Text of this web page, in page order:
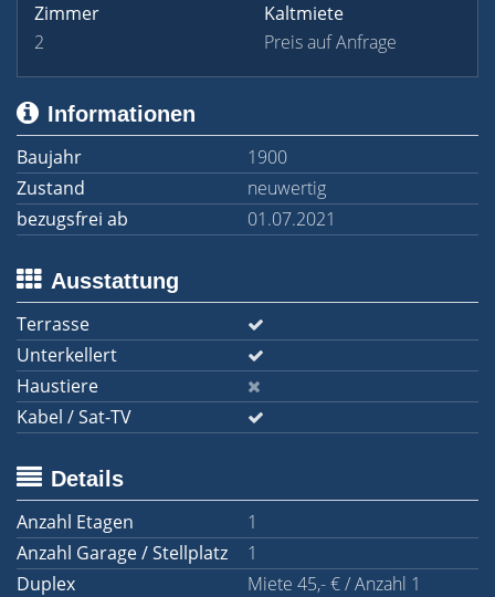
Zimmer
2
Kaltmiete
Preis auf Anfrage
Informationen
Baujahr
1900
Zustand
neuwertig
bezugsfrei ab
01.07.2021
Ausstattung
Terrasse
Unterkellert
Haustiere
Kabel / Sat-TV
Details
Anzahl Etagen
1
Anzahl Garage / Stellplatz
1
Duplex
Miete 45,- € / Anzahl 1